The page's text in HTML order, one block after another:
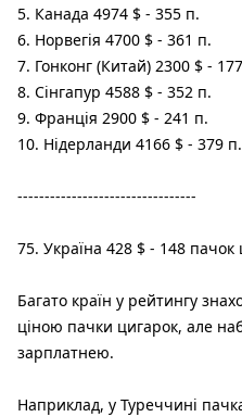
Канада 4974 $ - 355 п.
Норвегія 4700 $ - 361 п.
Гонконг (Китай) 2300 $ -
Сінгапур 4588 $ - 352 п.
Франція 2900 $ - 241 п.
Нідерланди 4166 $ - 379 п.
---------------------------------
75. Україна 428 $ - 148 пачок
Багато країн у рейтингу
ціною пачки цигарок, але
зарплатнею.
Наприклад, у Туреччині